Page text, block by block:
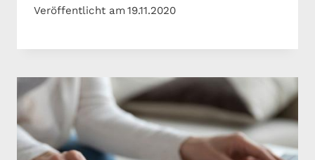
Veröffentlicht am19.11.2020